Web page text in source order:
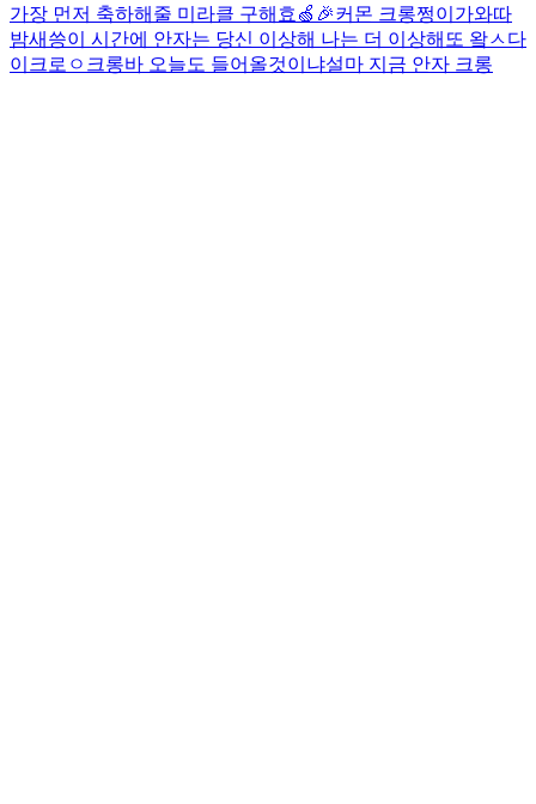
가장 먼저 축하해줄 미라클 구해효🍏🎉커몬 크롱쩡이가와따
밤새씅이 시간에 안자는 당신 이상해 나는 더 이상해 또 왘ㅅ다
이크로ㅇ 크롱바 오늘도 들어올것이냐설마 지금 안자 크롱